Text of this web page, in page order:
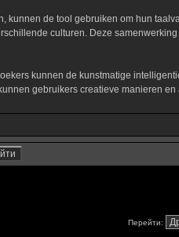
de tool gebruiken om hun
culturen. Deze
kunnen de kunstmatige
gebruikers creatieve manieren
Перейти: